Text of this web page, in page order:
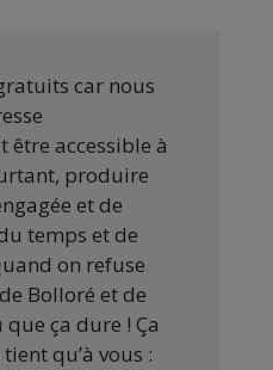
car nous
accessible à
produire
et de
temps et de
on refuse
Bolloré et de
ça dure ! Ça
qu’à vous :